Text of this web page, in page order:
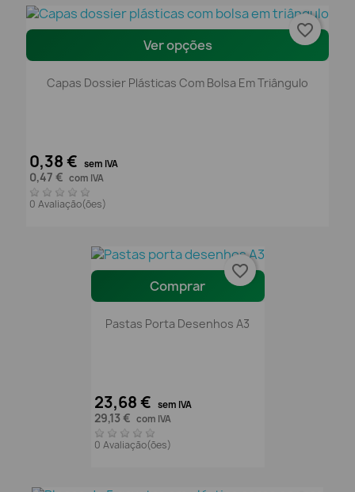
Ver opções
Capas Dossier Plásticas Com Bolsa Em Triângulo
0,38 € sem IVA
0,47 € com IVA
0 Avaliação(ões)
favorite_border
Comprar
Pastas Porta Desenhos A3
23,68 € sem IVA
29,13 € com IVA
0 Avaliação(ões)
favorite_border